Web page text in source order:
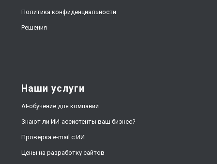
Политика конфиденциальности
Решения
Наши услуги
AI-обучение для компаний
Знают ли ИИ-ассистенты ваш бизнес?
Проверка e-mail с ИИ
Цены на разработку сайтов